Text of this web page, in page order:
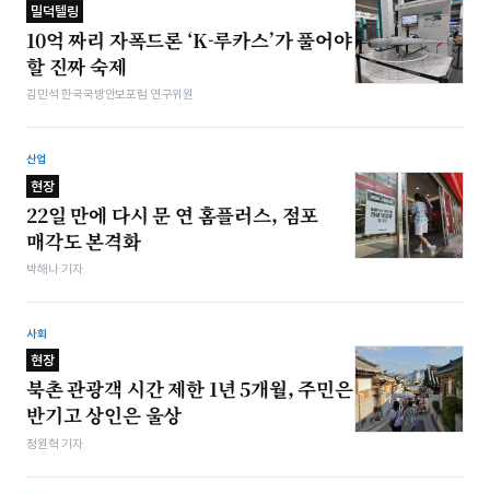
밀덕텔링
10억 짜리 자폭드론 ‘K-루카스’가 풀어야
할 진짜 숙제
김민석 한국국방안보포럼 연구위원
산업
현장
22일 만에 다시 문 연 홈플러스, 점포
매각도 본격화
박해나 기자
사회
현장
북촌 관광객 시간 제한 1년 5개월, 주민은
반기고 상인은 울상
정원혁 기자